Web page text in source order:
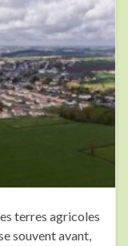
terres agricoles
souvent avant,